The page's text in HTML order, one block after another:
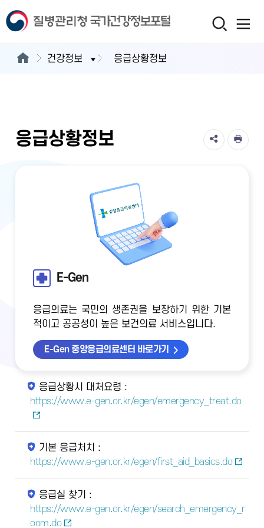
건강정보 응급상황정보
응급상황정보
E-Gen
응급의료는 국민의 생존권을 보장하기 위한 기본
적이고 공공성이 높은 보건의료 서비스입니다.
E-Gen 중앙응급의료센터 바로가기
응급상황시 대처요령 :
https://www.e-gen.or.kr/egen/emergency_treat.do
기본 응급처치 :
https://www.e-gen.or.kr/egen/first_aid_basics.do
응급실 찾기 :
https://www.e-gen.or.kr/egen/search_emergency_r
oom.do